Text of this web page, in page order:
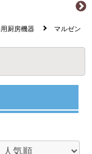
厨房機器 マルゼン